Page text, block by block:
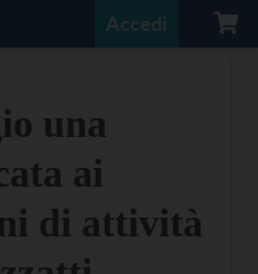
Accedi
una
ai
di attività